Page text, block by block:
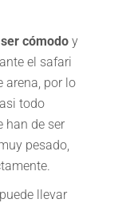
cómodo y
el safari
arena, por lo
todo
han de ser
pesado,
llevar